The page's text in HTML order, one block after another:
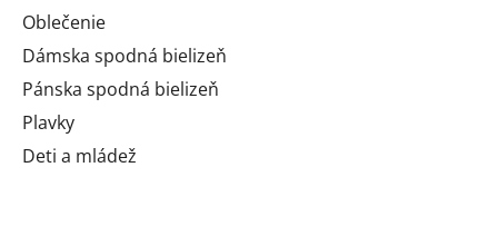
Oblečenie
Dámska spodná bielizeň
Pánska spodná bielizeň
Plavky
Deti a mládež